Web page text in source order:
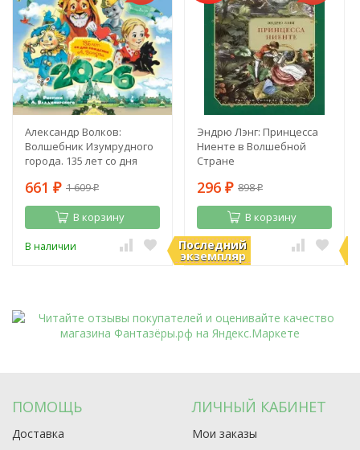
Александр Волков:
Волшебник Изумрудного
города. 135 лет со дня
661 ₽ 1 609₽
В корзину
В наличии Последний
экземпляр
Эндрю Лэнг: Принцесса
Ниенте в Волшебной
Стране
296 ₽ 898₽
В корзину
В наличии
ПОМОЩЬ
Доставка
ЛИЧНЫЙ КАБИНЕТ
Мои заказы